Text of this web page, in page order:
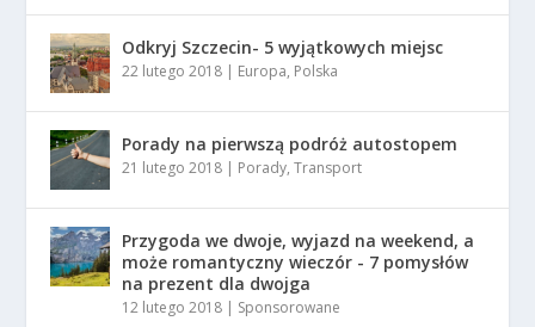
Odkryj Szczecin- 5 wyjątkowych miejsc
22 lutego 2018 Europa, Polska
Porady na pierwszą podróż autostopem
21 lutego 2018 Porady,Transport
Przygoda we dwoje, wyjazd na weekend, a
może romantyczny wieczór - 7 pomysłów
na prezent dla dwojga
12 lutego 2018 Sponsorowane